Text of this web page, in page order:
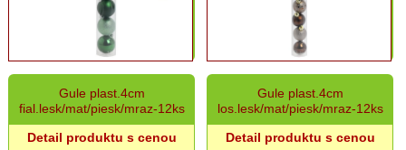
Gule plast.4cm
fial.lesk/mat/piesk/mraz-12ks
Detail produktu s cenou
Gule plast.4cm
los.lesk/mat/piesk/mraz-12ks
Detail produktu s cenou